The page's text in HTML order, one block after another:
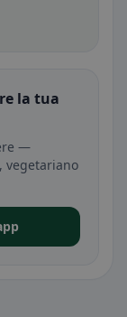
la tua
—
vegetariano